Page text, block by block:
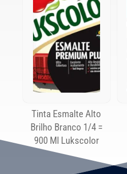
Tinta Esmalte Alto
Brilho Branco 1/4 =
900 Ml Lukscolor